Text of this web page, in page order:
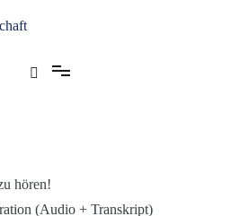
hören!
(Audio + Transkript)